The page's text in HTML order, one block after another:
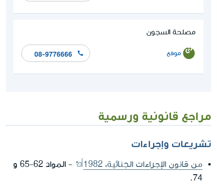
مصلحة السجون
موقع 08-9776666
مراجع قانونية ورسمية
تشريعات وإجراءات
من قانون الإجراءات الجنائية، 1982
- المواد 62-65 و
74.